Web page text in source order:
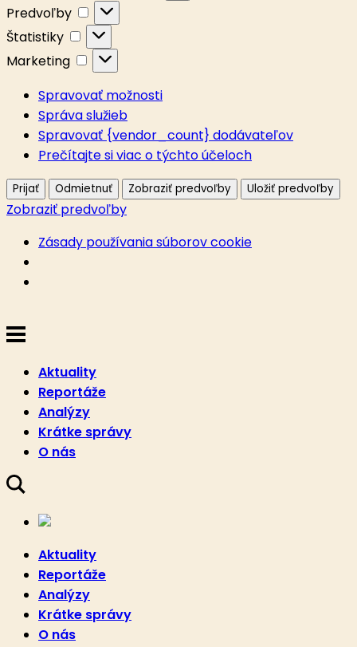
Predvoľby
Predvoľby
Štatistiky
Štatistiky
Marketing
Marketing
Spravovať možnosti
Správa služieb
Spravovať {vendor_count} dodávateľov
Prečítajte si viac o týchto účeloch
Prijať Odmietnuť Zobraziť predvoľby Uložiť predvoľby
Zobraziť predvoľby
Zásady používania súborov cookie
Aktuality
Reportáže
Analýzy
Krátke správy
O nás
Aktuality
Reportáže
Analýzy
Krátke správy
O nás